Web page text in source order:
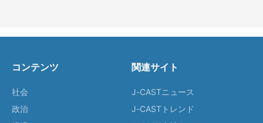
コンテンツ
社会
政治
関連サイト
J-CASTニュース
J-CASTトレンド